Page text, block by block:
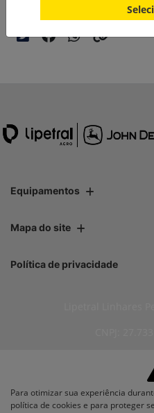
Compartilhe esse artigo
Equipamentos
Mapa do site
Política de privacidade
No trânsito, enxergar
Para otimizar sua experiência
política de cookies e para proteger